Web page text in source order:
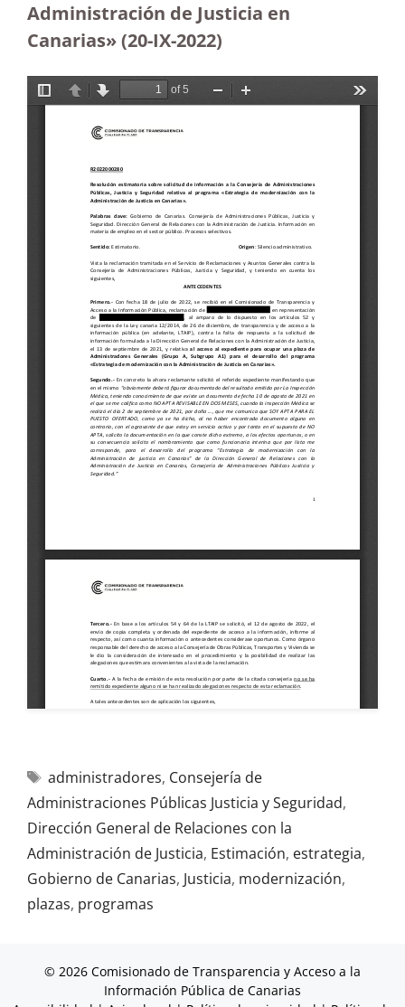
Administración de Justicia en
Canarias» (20-IX-2022)
administradores, Consejería de
Administraciones Públicas Justicia y Seguridad,
Dirección General de Relaciones con la
Administración de Justicia, Estimación, estrategia,
Gobierno de Canarias, Justicia, modernización,
plazas, programas
© 2026 Comisionado de Transparencia y Acceso a la
Información Pública de Canarias